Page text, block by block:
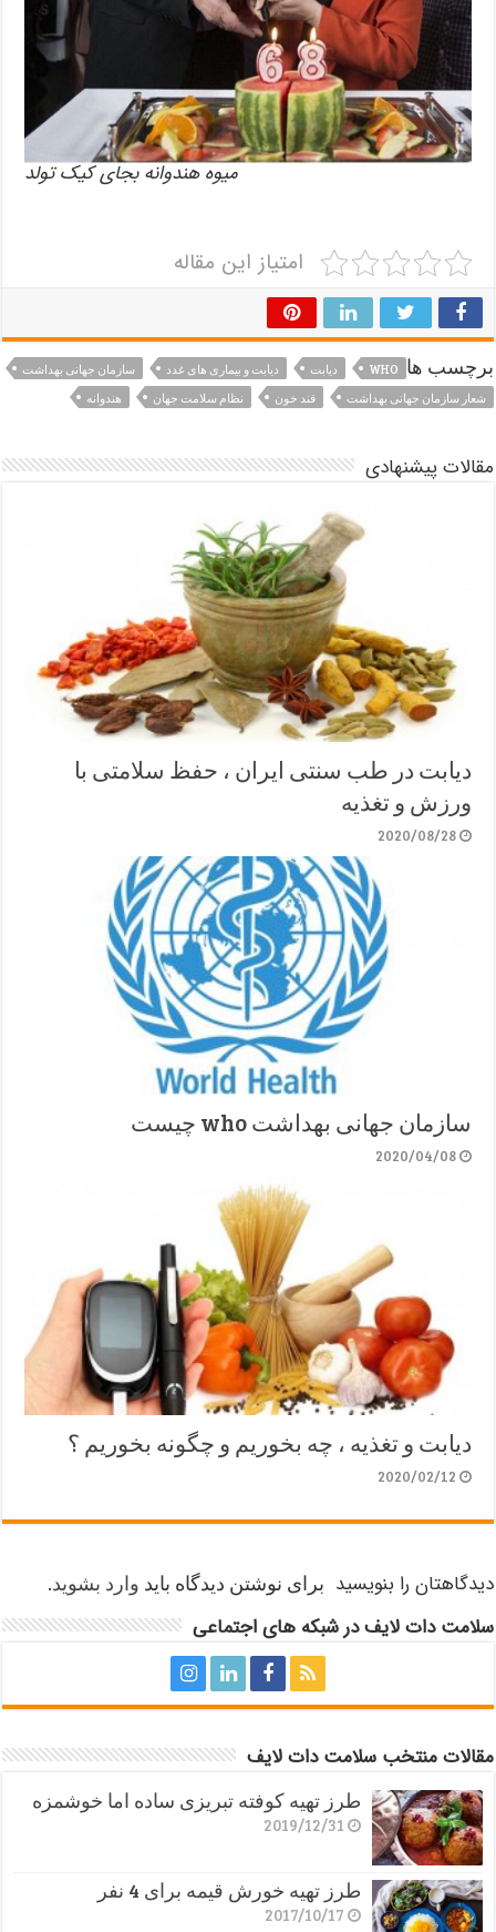
میوه هندوانه بجای کیک تولد
امتیاز این مقاله
برچسب ها WHO دیابت دیابت و بیماری های غدد
سازمان جهانی بهداشت
شعار سازمان جهانی بهداشت
قند خون نظام سلامت جهان هندوانه
مقالات پیشنهادی
دیابت در طب سنتی ایران ، حفظ سلامتی با
ورزش و تغذیه
2020/08/28
سازمان جهانی بهداشت who چیست
2020/04/08
دیابت و تغذیه ، چه بخوریم و چگونه بخوریم ؟
2020/02/12
دیدگاهتان را بنویسید برای نوشتن دیدگاه باید وارد بشوید.
سلامت دات لایف در شبکه های اجتماعی
مقالات منتخب سلامت دات لایف
طرز تهیه کوفته تبریزی ساده اما خوشمزه
2019/12/31
طرز تهیه خورش قیمه برای 4 نفر
2017/10/17